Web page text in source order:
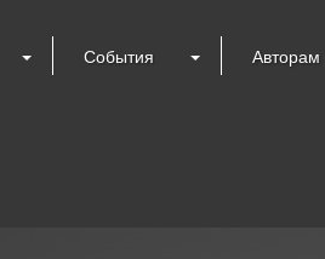
События Авторам